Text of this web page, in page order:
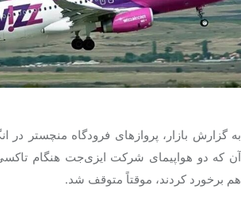
آوین دیلی
تک کده
خرید موتور ایمپلنت
به گزارش بازار، پروازهای فرودگاه منچستر در
آن که دو هواپیمای شرکت ایزی‌جت هنگام
هم برخورد کردند، موقتاً متوقف شد.